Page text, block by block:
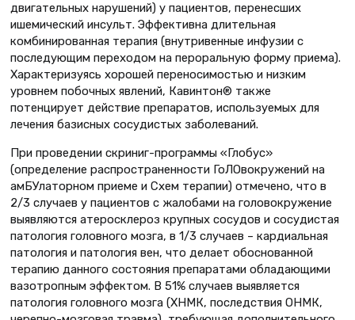
двигательных нарушений) у пациентов, перенесших
ишемический инсульт. Эффективна длительная
комбинированная терапия (внутривенные инфузии с
последующим переходом на пероральную форму приема).
Характеризуясь хорошей переносимостью и низким
уровнем побочных явлений, Кавинтон® также
потенцирует действие препаратов, используемых для
лечения базисных сосудистых заболеваний.
При проведении скриниг-программы «Глобус»
(определение распространенности ГоЛОвокружений на
амБУлаторном приеме и Схем терапии) отмечено, что в
2/3 случаев у пациентов с жалобами на головокружение
выявляются атеросклероз крупных сосудов и сосудистая
патология головного мозга, в 1/3 случаев – кардиальная
патология и патология вен, что делает обоснованной
терапию данного состояния препаратами обладающими
вазотропным эффектом. В 51% случаев выявляется
патология головного мозга (ХНМК, последствия ОНМК,